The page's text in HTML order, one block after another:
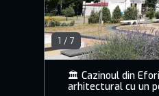
1 / 7
🏛️ Cazinoul din
arhitectural cu un